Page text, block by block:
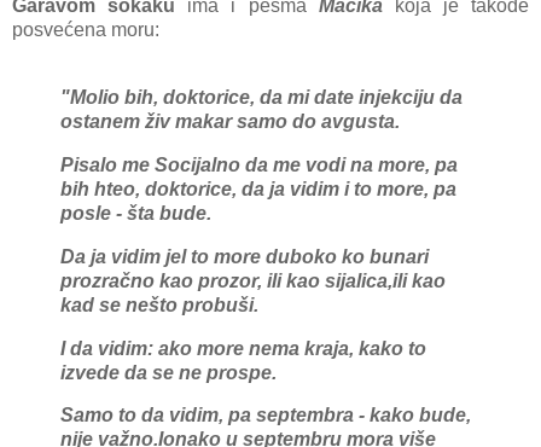
Garavom sokaku ima i pesma Maćika koja je takođe
posvećena moru:
"Molio bih, doktorice, da mi date injekciju da
ostanem živ makar samo do avgusta.
Pisalo me Socijalno da me vodi na more, pa
bih hteo, doktorice, da ja vidim i to more, pa
posle - šta bude.
Da ja vidim jel to more duboko ko bunari
prozračno kao prozor, ili kao sijalica,ili kao
kad se nešto probuši.
I da vidim: ako more nema kraja, kako to
izvede da se ne prospe.
Samo to da vidim, pa septembra - kako bude,
nije važno.Ionako u septembru mora više